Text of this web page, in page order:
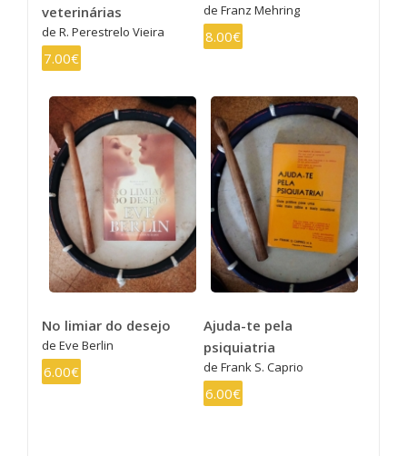
veterinárias
de R. Perestrelo Vieira
7.00€
de Franz Mehring
8.00€
No limiar do desejo
de Eve Berlin
6.00€
Ajuda-te pela
psiquiatria
de Frank S. Caprio
6.00€